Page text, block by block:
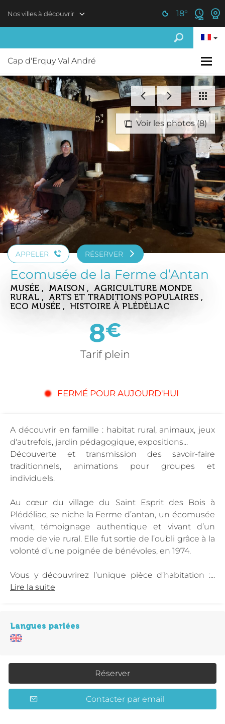
Nos villes à découvrir 18°
Cap d'Erquy Val André
Voir les photos (8)
APPELER RÉSERVER
Ecomusée de la Ferme d’Antan
MUSÉE , MAISON , AGRICULTURE MONDE
RURAL , ARTS ET TRADITIONS POPULAIRES ,
ECO MUSÉE , HISTOIRE À PLÉDÉLIAC
8€
Tarif plein
FERMÉ POUR AUJOURD'HUI
A découvrir en famille : habitat rural, animaux, jeux
d'autrefois, jardin pédagogique, expositions...
Découverte et transmission des savoir-faire
traditionnels, animations pour groupes et
individuels.
Au cœur du village du Saint Esprit des Bois à
Plédéliac, se niche la Ferme d’antan, un écomusée
vivant, témoignage authentique et vivant d’un
mode de vie rural. Elle fut sortie de l’oubli grâce à la
volonté d’une poignée de bénévoles, en 1974.
Vous y découvrirez l’unique pièce d’habitation :...
Lire la suite
Langues parlées
Réserver
Contacter par email